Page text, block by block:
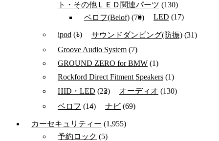
ト・その他ＬＥＤ関連パーツ (130)
ベロフ(Belof) (70) LED (17)
ipod (1) サウンドダンピング(防振) (31)
Groove Audio System (7)
GROUND ZERO for BMW (1)
Rockford Direct Fitment Speakers (1)
HID・LED (22) オーディオ (130)
ベロフ (14) ナビ (69)
カーセキュリティー (1,955)
予約ロック (5)